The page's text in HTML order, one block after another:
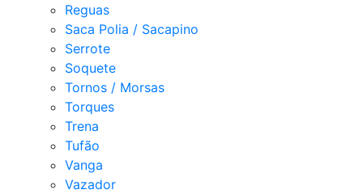
Reguas
Saca Polia / Sacapino
Serrote
Soquete
Tornos / Morsas
Torques
Trena
Tufão
Vanga
Vazador